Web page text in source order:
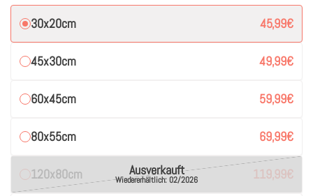
30x20cm 45,99€
45x30cm 49,99€
60x45cm 59,99€
80x55cm 69,99€
120x80cm Ausverkauft
Wiedererhältlich: 02/2026 119,99€